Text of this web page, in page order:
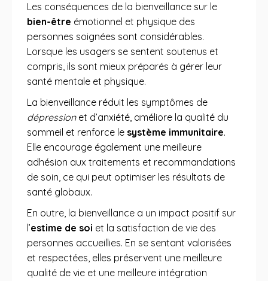
Les conséquences de la bienveillance sur le
bien-être émotionnel et physique des
personnes soignées sont considérables.
Lorsque les usagers se sentent soutenus et
compris, ils sont mieux préparés à gérer leur
santé mentale et physique.
La bienveillance réduit les symptômes de
dépressionet d’anxiété, améliore la qualité du
sommeil et renforce le système immunitaire.
Elle encourage également une meilleure
adhésion aux traitements et recommandations
de soin, ce qui peut optimiser les résultats de
santé globaux.
En outre, la bienveillance a un impact positif sur
l’estime de soi et la satisfaction de vie des
personnes accueillies. En se sentant valorisées
et respectées, elles préservent une meilleure
qualité de vie et une meilleure intégration